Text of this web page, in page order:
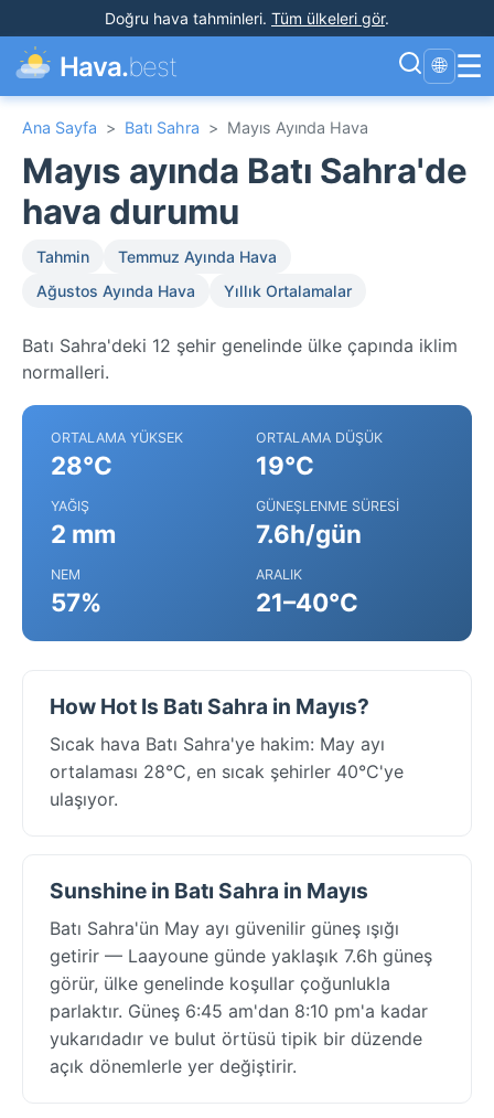
Doğru hava tahminleri. Tüm ülkeleri gör.
Hava.best 🌐 ☰
Ana Sayfa > Batı Sahra > Mayıs Ayında Hava
Mayıs ayında Batı Sahra'de
hava durumu
Tahmin
Temmuz Ayında Hava
Ağustos Ayında Hava
Yıllık Ortalamalar
Batı Sahra'deki 12 şehir genelinde ülke çapında iklim
normalleri.
ORTALAMA YÜKSEK
28°C
ORTALAMA DÜŞÜK
19°C
YAĞIŞ
2 mm
GÜNEŞLENME SÜRESI
7.6h/gün
NEM
57%
ARALIK
21–40°C
How Hot Is Batı Sahra in Mayıs?
Sıcak hava Batı Sahra'ye hakim: May ayı
ortalaması 28°C, en sıcak şehirler 40°C'ye
ulaşıyor.
Sunshine in Batı Sahra in Mayıs
Batı Sahra'ün May ayı güvenilir güneş ışığı
getirir — Laayoune günde yaklaşık 7.6h güneş
görür, ülke genelinde koşullar çoğunlukla
parlaktır. Güneş 6:45 am'dan 8:10 pm'a kadar
yukarıdadır ve bulut örtüsü tipik bir düzende
açık dönemlerle yer değiştirir.